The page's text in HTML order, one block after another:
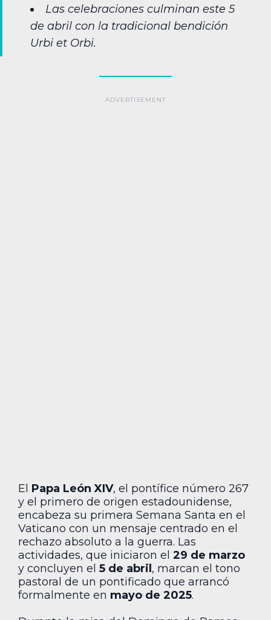
Las celebraciones culminan este 5
de abril con la tradicional bendición
Urbi et Orbi.
El Papa León XIV, el pontífice número 267
y el primero de origen estadounidense,
encabeza su primera Semana Santa en el
Vaticano con un mensaje centrado en el
rechazo absoluto a la guerra. Las
actividades, que iniciaron el 29 de marzo
y concluyen el 5 de abril , marcan el tono
pastoral de un pontificado que arrancó
formalmente en mayo de 2025.